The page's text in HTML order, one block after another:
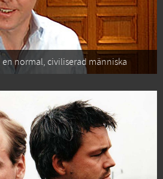
en normal, civiliserad människa